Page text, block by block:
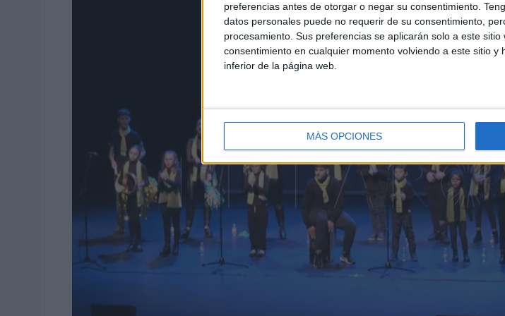
preferencias antes de otorgar o negar su consentimiento.
datos personales puede no requerir de su consentimiento,
procesamiento. Sus preferencias se aplicarán solo a este
consentimiento en cualquier momento volviendo a este sitio
inferior de la página web.
MÁS OPCIONES